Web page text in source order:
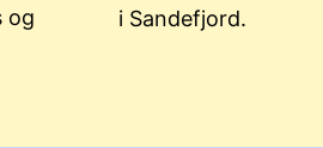
og
i Sandefjord.